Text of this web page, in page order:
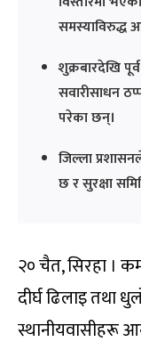
समस्याविरुद्ध
शुक्रबारदेखि
सवारीसाधन
परेका छन्।
जिल्ला
छ र सुरक्षा
२० चैत, सिरहा ।
दीर्घ ढिलाइ तथा
स्थानीयवासीहरू